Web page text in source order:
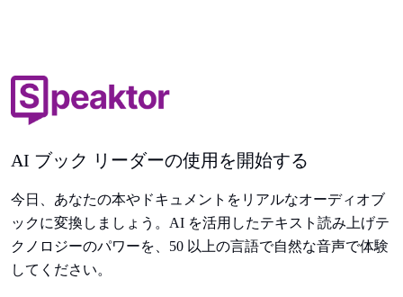
AI ブック リーダーの使用を開始する
今日、あなたの本やドキュメントをリアルなオーディオブ
ックに変換しましょう。AI を活用したテキスト読み上げテ
クノロジーのパワーを、50 以上の言語で自然な音声で体験
してください。